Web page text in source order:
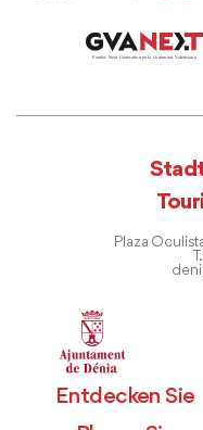
Plaza
Entdecken Sie